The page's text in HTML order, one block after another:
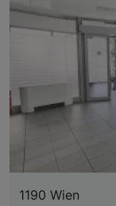
1190 Wien